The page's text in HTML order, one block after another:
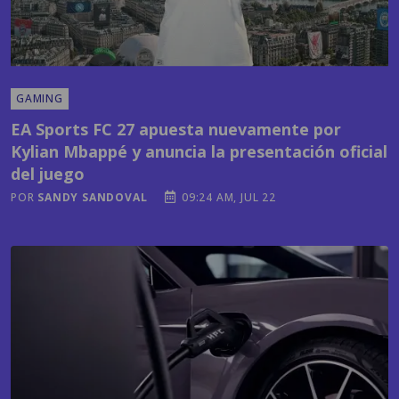
GAMING
Kylian Mbappé y anuncia la presentación oficial
del juego
PORSANDY SANDOVAL 09:24 AM, JUL 22